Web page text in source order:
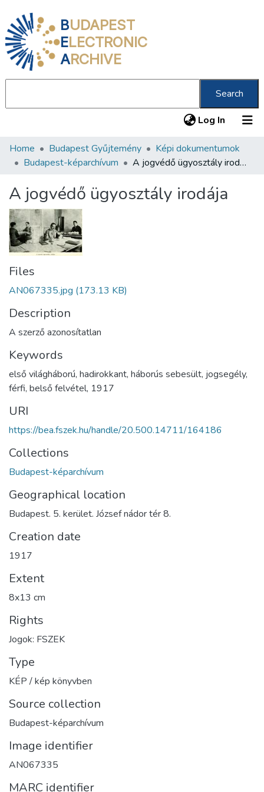
BUDAPEST
ELECTRONIC
ARCHIVE
Search
Log In (current)
Communities & Collections
Statistics
About us
Home Budapest Gyűjtemény
Képi dokumentumok
Budapest-képarchívum
A jogvédő ügyosztály irodája
A jogvédő ügyosztály irodája
Files
AN067335.jpg (173.13 KB)
Description
A szerző azonosítatlan
Keywords
első világháború, hadirokkant, háborús sebesült, jogsegély,
férfi, belső felvétel, 1917
URI
https://bea.fszek.hu/handle/20.500.14711/164186
Collections
Budapest-képarchívum
Geographical location
Budapest. 5. kerület. József nádor tér 8.
Creation date
1917
Extent
8x13 cm
Rights
Jogok: FSZEK
Type
KÉP / kép könyvben
Source collection
Budapest-képarchívum
Image identifier
AN067335
MARC identifier